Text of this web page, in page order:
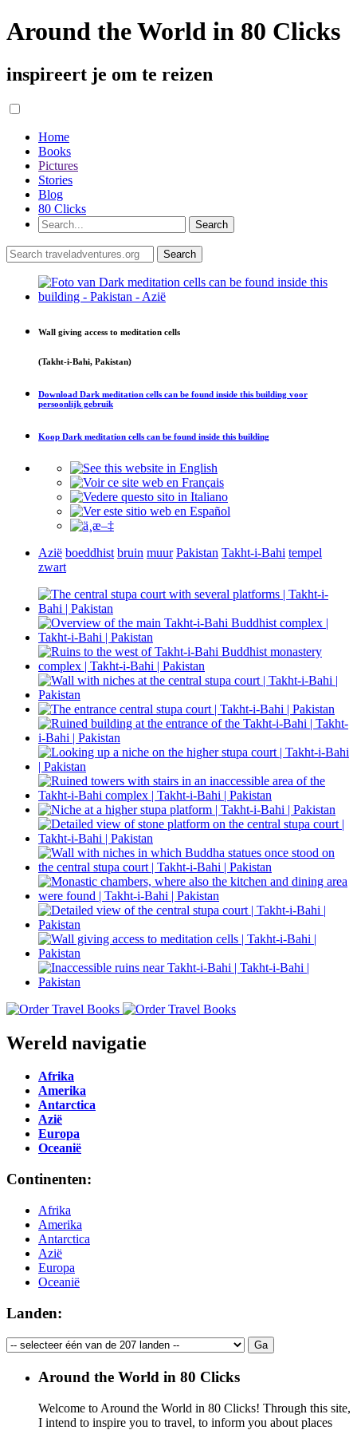
Around the World in 80 Clicks
inspireert je om te reizen
Home
Books
Pictures
Stories
Blog
80 Clicks
Wall giving access to meditation cells
(Takht-i-Bahi, Pakistan)
Download Dark meditation cells can be found inside this building voor
persoonlijk gebruik
Koop Dark meditation cells can be found inside this building
Azië boeddhist bruin muur Pakistan Takht-i-Bahi tempel
zwart
Wereld navigatie
Afrika
Amerika
Antarctica
Azië
Europa
Oceanië
Continenten:
Afrika
Amerika
Antarctica
Azië
Europa
Oceanië
Landen:
Around the World in 80 Clicks
Welcome to Around the World in 80 Clicks! Through this site,
I intend to inspire you to travel, to inform you about places